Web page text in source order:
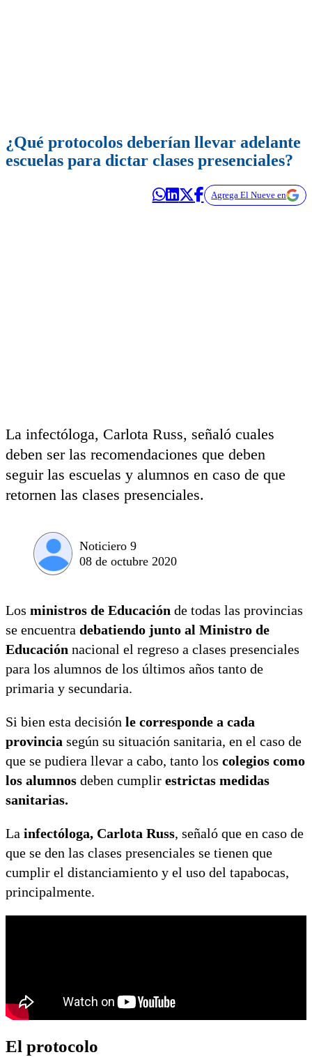
¿Qué protocolos deberían llevar adelante
escuelas para dictar clases presenciales?
Agrega El Nueve en
La infectóloga, Carlota Russ, señaló cuales
deben ser las recomendaciones que deben
seguir las escuelas y alumnos en caso de que
retornen las clases presenciales.
Noticiero 9
08 de octubre 2020
Los ministros de Educación de todas las provincias
se encuentra debatiendo junto al Ministro de
Educación nacional el regreso a clases presenciales
para los alumnos de los últimos años tanto de
primaria y secundaria.
Si bien esta decisión le corresponde a cada
provincia según su situación sanitaria, en el caso de
que se pudiera llevar a cabo, tanto los colegios como
los alumnos deben cumplir estrictas medidas
sanitarias.
La infectóloga, Carlota Russ, señaló que en caso de
que se den las clases presenciales se tienen que
cumplir el distanciamiento y el uso del tapabocas,
principalmente.
El protocolo